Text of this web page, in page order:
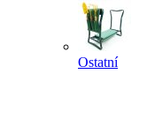
Ostatní